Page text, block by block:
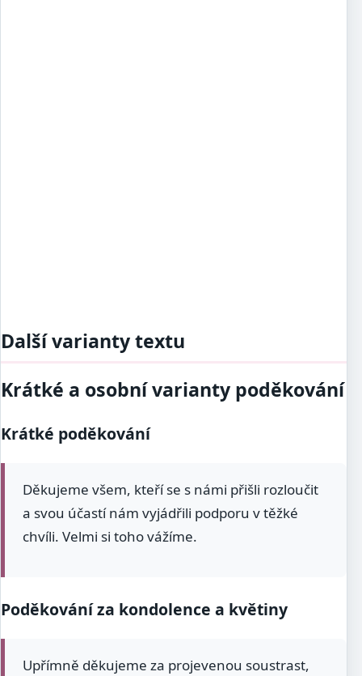
Další varianty textu
Krátké a osobní varianty poděkování
Krátké poděkování
Děkujeme všem, kteří se s námi přišli rozloučit
a svou účastí nám vyjádřili podporu v těžké
chvíli. Velmi si toho vážíme.
Poděkování za kondolence a květiny
Upřímně děkujeme za projevenou soustrast,